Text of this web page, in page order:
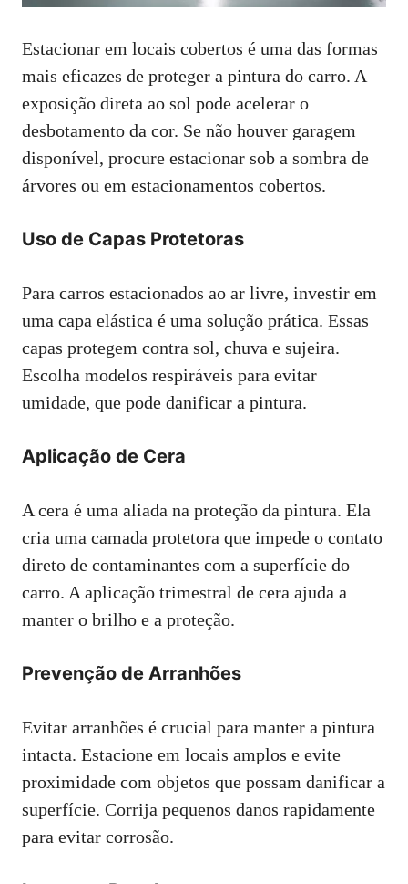
Estacionar em locais cobertos é uma das formas
mais eficazes de proteger a pintura do carro. A
exposição direta ao sol pode acelerar o
desbotamento da cor. Se não houver garagem
disponível, procure estacionar sob a sombra de
árvores ou em estacionamentos cobertos.
Uso de Capas Protetoras
Para carros estacionados ao ar livre, investir em
uma capa elástica é uma solução prática. Essas
capas protegem contra sol, chuva e sujeira.
Escolha modelos respiráveis para evitar
umidade, que pode danificar a pintura.
Aplicação de Cera
A cera é uma aliada na proteção da pintura. Ela
cria uma camada protetora que impede o contato
direto de contaminantes com a superfície do
carro. A aplicação trimestral de cera ajuda a
manter o brilho e a proteção.
Prevenção de Arranhões
Evitar arranhões é crucial para manter a pintura
intacta. Estacione em locais amplos e evite
proximidade com objetos que possam danificar a
superfície. Corrija pequenos danos rapidamente
para evitar corrosão.